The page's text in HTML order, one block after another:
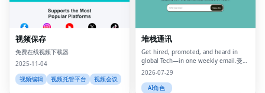
视频保存
免费在线视频下载器
2025-11-04
视频编辑
视频托管平台 视频会议
堆栈通讯
Get hired, promoted, and heard in
global Tech—in one weekly email.受到
超过 45k 人的信赖。
2026-07-29
AI角色